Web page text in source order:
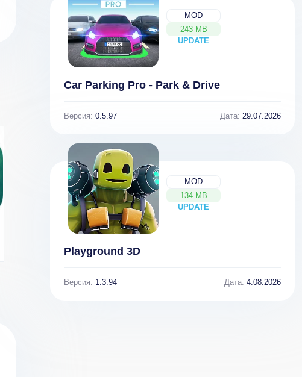
World War Tank
FreeKick World
MOD
243 MB
UPDATE
NEW
Car Parking Pro - Park & Drive
Версия: 0.5.97 Дата: 29.07.2026
MOD
134 MB
UPDATE
NEW
Playground 3D
Версия: 1.3.94 Дата: 4.08.2026